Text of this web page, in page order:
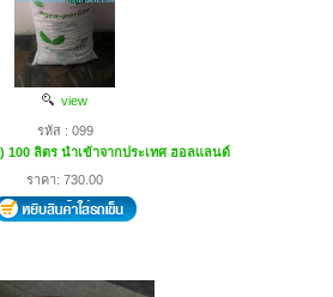
view
รหัส : 099
100 ลิตร นำเข้าจากประเทศ ฮอลแลนด์
ราคา: 730.00